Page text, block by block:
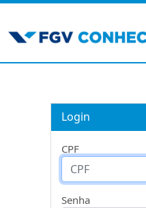
Login
CPF
Senha